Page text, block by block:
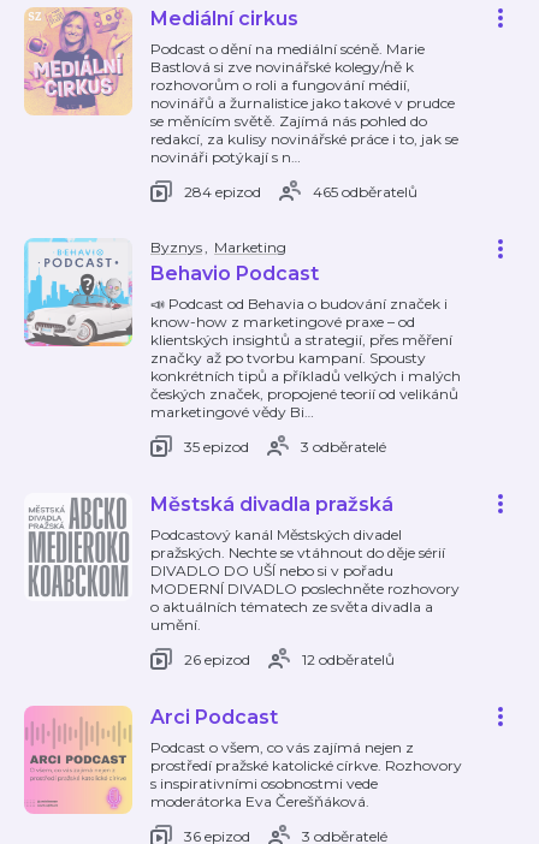
Mediální cirkus
Podcast o dění na mediální scéně. Marie
Bastlová si zve novinářské kolegy/ně k
rozhovorům o roli a fungování médií,
novinářů a žurnalistice jako takové v prudce
se měnícím světě. Zajímá nás pohled do
redakcí, za kulisy novinářské práce i to, jak se
novináři potýkají s n…
284 epizod
465 odběratelů
Byznys, Marketing
Behavio Podcast
📣 Podcast od Behavia o budování značek i
know-how z marketingové praxe – od
klientských insightů a strategií, přes měření
značky až po tvorbu kampaní. Spousty
konkrétních tipů a příkladů velkých i malých
českých značek, propojené teorií od velikánů
marketingové vědy Bi…
35 epizod
3 odběratelé
Městská divadla pražská
Podcastový kanál Městských divadel
pražských. Nechte se vtáhnout do děje sérií
DIVADLO DO UŠÍ nebo si v pořadu
MODERNÍ DIVADLO poslechněte rozhovory
o aktuálních tématech ze světa divadla a
umění.
26 epizod
12 odběratelů
Arci Podcast
Podcast o všem, co vás zajímá nejen z
prostředí pražské katolické církve. Rozhovory
s inspirativními osobnostmi vede
moderátorka Eva Čerešňáková.
36 epizod
3 odběratelé